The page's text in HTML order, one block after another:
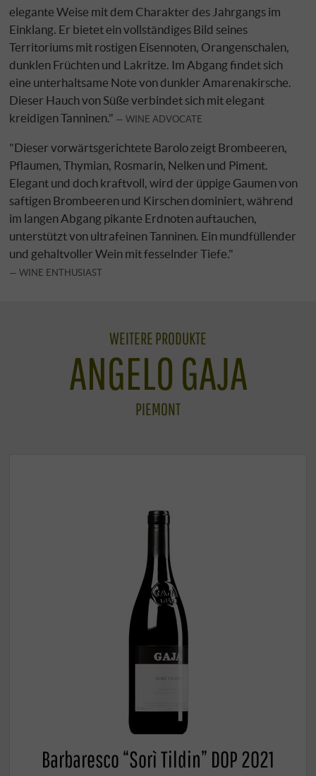
elegante Weise mit dem Charakter des Jahrgangs im
Einklang. Er bietet ein vollständiges Bild seines
Territoriums mit rostigen Eisennoten, Orangenschalen,
dunklen Früchten und Lakritze. Im Abgang findet sich
eine unterhaltsame Note von dunkler Amarenakirsche.
Dieser Hauch von Süße verbindet sich mit elegant
kreidigen Tanninen."
WINE ADVOCATE
"Dieser vorwärtsgerichtete Barolo zeigt Brombeeren,
Pflaumen, Thymian, Rosmarin, Nelken und Piment.
Elegant und doch kraftvoll, wird der üppige Gaumen von
saftigen Brombeeren und Kirschen dominiert, während
im langen Abgang pikante Erdnoten auftauchen,
unterstützt von ultrafeinen Tanninen. Ein mundfüllender
und gehaltvoller Wein mit fesselnder Tiefe."
WINE ENTHUSIAST
WEITERE PRODUKTE
ANGELO GAJA
PIEMONT
Barbaresco “Sorì Tildin” DOP 2021